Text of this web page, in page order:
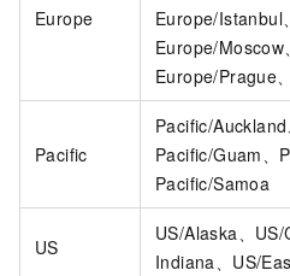
Europe
Europe/Istanbul
Europe/Moscow
Europe/Prague
Pacific
Pacific/Auckland
Pacific/Guam、
Pacific/Samoa
US
US/Alaska、
Indiana、US/